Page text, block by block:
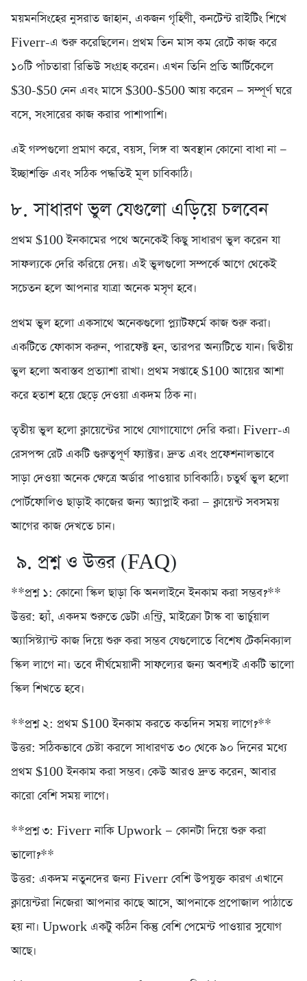
ময়মনসিংহের নুসরাত জাহান, একজন গৃহিণী, কনটেন্ট রাইটিং শিখে
Fiverr-এ শুরু করেছিলেন। প্রথম তিন মাস কম রেটে কাজ করে
১০টি পাঁচতারা রিভিউ সংগ্রহ করেন। এখন তিনি প্রতি আর্টিকেলে
$30-$50 নেন এবং মাসে $300-$500 আয় করেন — সম্পূর্ণ ঘরে
বসে, সংসারের কাজ করার পাশাপাশি।
এই গল্পগুলো প্রমাণ করে, বয়স, লিঙ্গ বা অবস্থান কোনো বাধা না —
ইচ্ছাশক্তি এবং সঠিক পদ্ধতিই মূল চাবিকাঠি।
৮. সাধারণ ভুল যেগুলো এড়িয়ে চলবেন
প্রথম $100 ইনকামের পথে অনেকেই কিছু সাধারণ ভুল করেন যা
সাফল্যকে দেরি করিয়ে দেয়। এই ভুলগুলো সম্পর্কে আগে থেকেই
সচেতন হলে আপনার যাত্রা অনেক মসৃণ হবে।
প্রথম ভুল হলো একসাথে অনেকগুলো প্ল্যাটফর্মে কাজ শুরু করা।
একটিতে ফোকাস করুন, পারফেক্ট হন, তারপর অন্যটিতে যান। দ্বিতীয়
ভুল হলো অবাস্তব প্রত্যাশা রাখা। প্রথম সপ্তাহে $100 আয়ের আশা
করে হতাশ হয়ে ছেড়ে দেওয়া একদম ঠিক না।
তৃতীয় ভুল হলো ক্লায়েন্টের সাথে যোগাযোগে দেরি করা। Fiverr-এ
রেসপন্স রেট একটি গুরুত্বপূর্ণ ফ্যাক্টর। দ্রুত এবং প্রফেশনালভাবে
সাড়া দেওয়া অনেক ক্ষেত্রে অর্ডার পাওয়ার চাবিকাঠি। চতুর্থ ভুল হলো
পোর্টফোলিও ছাড়াই কাজের জন্য অ্যাপ্লাই করা — ক্লায়েন্ট সবসময়
আগের কাজ দেখতে চান।
৯. প্রশ্ন ও উত্তর (FAQ)
**প্রশ্ন ১: কোনো স্কিল ছাড়া কি অনলাইনে ইনকাম করা সম্ভব?**
উত্তর: হ্যাঁ, একদম শুরুতে ডেটা এন্ট্রি, মাইক্রো টাস্ক বা ভার্চুয়াল
অ্যাসিস্ট্যান্ট কাজ দিয়ে শুরু করা সম্ভব যেগুলোতে বিশেষ টেকনিক্যাল
স্কিল লাগে না। তবে দীর্ঘমেয়াদী সাফল্যের জন্য অবশ্যই একটি ভালো
স্কিল শিখতে হবে।
**প্রশ্ন ২: প্রথম $100 ইনকাম করতে কতদিন সময় লাগে?**
উত্তর: সঠিকভাবে চেষ্টা করলে সাধারণত ৩০ থেকে ৯০ দিনের মধ্যে
প্রথম $100 ইনকাম করা সম্ভব। কেউ আরও দ্রুত করেন, আবার
কারো বেশি সময় লাগে।
**প্রশ্ন ৩: Fiverr নাকি Upwork — কোনটা দিয়ে শুরু করা
ভালো?**
উত্তর: একদম নতুনদের জন্য Fiverr বেশি উপযুক্ত কারণ এখানে
ক্লায়েন্টরা নিজেরা আপনার কাছে আসে, আপনাকে প্রপোজাল পাঠাতে
হয় না। Upwork একটু কঠিন কিন্তু বেশি পেমেন্ট পাওয়ার সুযোগ
আছে।